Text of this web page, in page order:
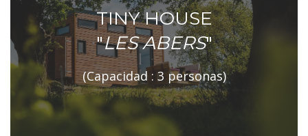
TINY HOUSE
"LES ABERS"
(Capacidad : 3 personas)